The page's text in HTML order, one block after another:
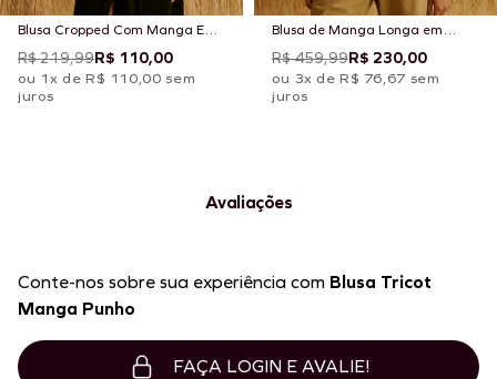
Blusa Cropped Com Manga E
Punho
R$ 219,99R$ 110,00
ou 1x de R$ 110,00 sem
juros
Blusa de Manga Longa em
Tricot com Gola Assimétrica
R$ 459,99R$ 230,00
ou 3x de R$ 76,67 sem
juros
Avaliações
Conte-nos sobre sua experiência com Blusa Tricot
Manga Punho
FAÇA LOGIN E AVALIE!